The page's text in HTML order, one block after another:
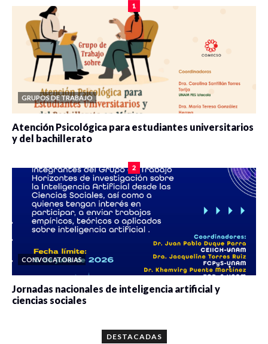
1
GRUPOS DE TRABAJO
Atención Psicológica para estudiantes universitarios
y del bachillerato
2
CONVOCATORIAS
Jornadas nacionales de inteligencia artificial y
ciencias sociales
DESTACADAS